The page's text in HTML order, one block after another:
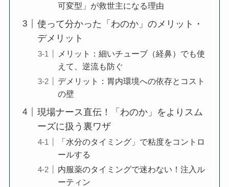
可変型」が救世主になる理由
使って分かった「わのか」のメリット・
デメリット
メリット：細いチューブ（経鼻）でも使
えて、逆流も防ぐ
デメリット：胃内環境への依存とコスト
の壁
現場ナース直伝！「わのか」をよりスム
ーズに扱う裏ワザ
「水分のタイミング」で粘度をコントロ
ールする
内服薬のタイミングで迷わない！注入ル
ーティン